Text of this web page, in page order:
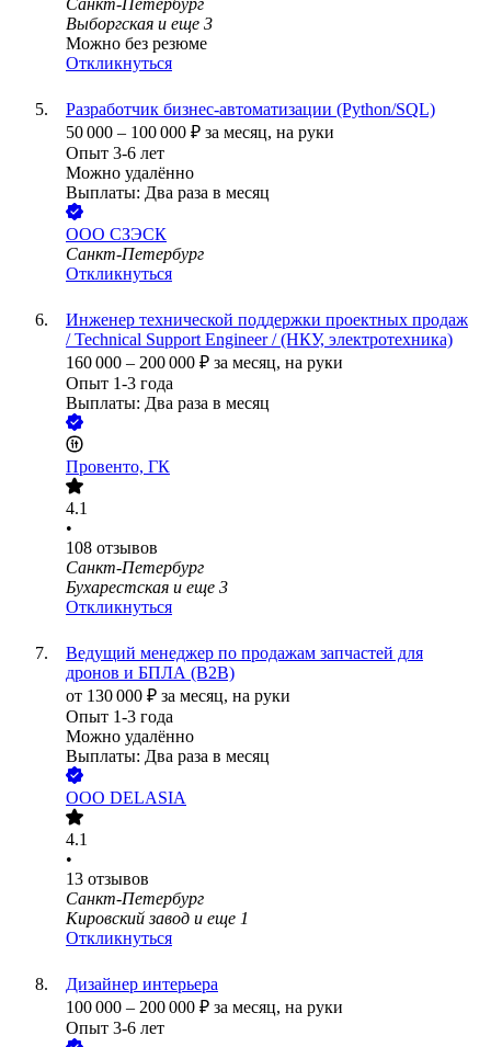
Санкт-Петербург
Выборгская и еще 3
Можно без резюме
Откликнуться
Разработчик бизнес-автоматизации (Python/SQL)
50 000 – 100 000 ₽ за месяц, на руки
Опыт 3-6 лет
Можно удалённо
Выплаты: Два раза в месяц
ООО СЗЭСК
Санкт-Петербург
Откликнуться
Инженер технической поддержки проектных продаж
/ Technical Support Engineer / (НКУ, электротехника)
160 000 – 200 000 ₽ за месяц, на руки
Опыт 1-3 года
Выплаты: Два раза в месяц
Провенто, ГК
4.1
•
108 отзывов
Санкт-Петербург
Бухарестская и еще 3
Откликнуться
Ведущий менеджер по продажам запчастей для
дронов и БПЛА (B2B)
от 130 000 ₽ за месяц, на руки
Опыт 1-3 года
Можно удалённо
Выплаты: Два раза в месяц
ООО DELASIA
4.1
•
13 отзывов
Санкт-Петербург
Кировский завод и еще 1
Откликнуться
Дизайнер интерьера
100 000 – 200 000 ₽ за месяц, на руки
Опыт 3-6 лет